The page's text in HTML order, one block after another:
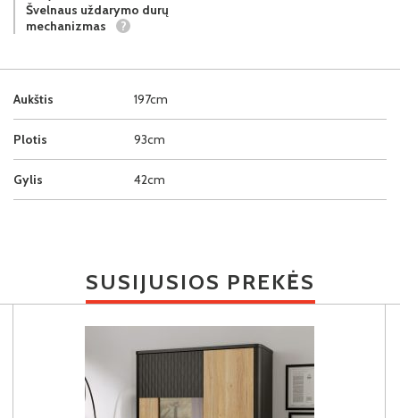
Aukštis 197cm
Plotis 93cm
Gylis 42cm
Švelnaus uždarymo durų
mechanizmas
?
SUSIJUSIOS PREKĖS